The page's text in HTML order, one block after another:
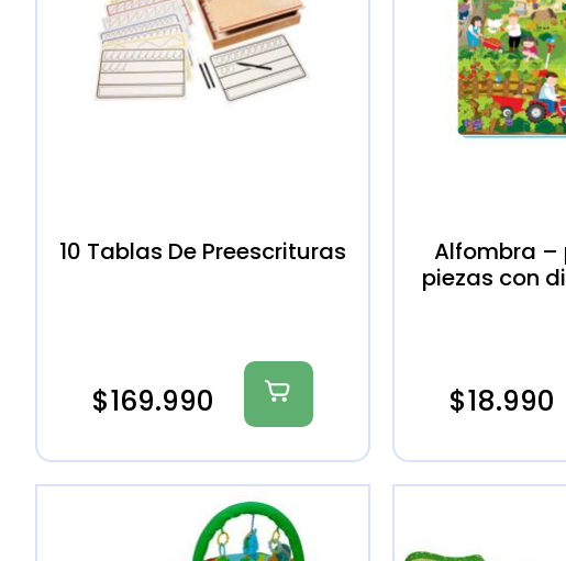
10 Tablas De Preescrituras
$169.990
Alfombra –
piezas con
$18.990